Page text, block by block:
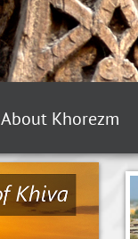
About Khorezm